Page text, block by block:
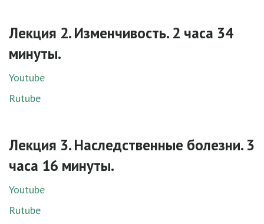
Лекция 2. Изменчивость. 2 часа 34
минуты.
Youtube
Rutube
Лекция 3. Наследственные болезни. 3
часа 16 минуты.
Youtube
Rutube